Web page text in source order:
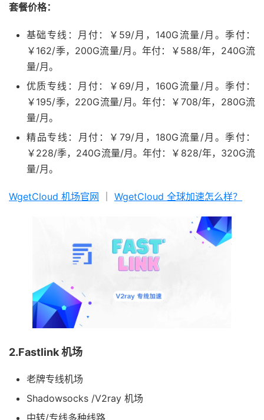
套餐价格：
基础专线：月付：￥59/月，140G流量/月。季付：
￥162/季，200G流量/月。年付：￥588/年，240G流
量/月。
优质专线：月付：￥69/月，160G流量/月。季付：
￥195/季，220G流量/月。年付：￥708/年，280G流
量/月。
精品专线：月付：￥79/月，180G流量/月。季付：
￥228/季，240G流量/月。年付：￥828/年，320G流
量/月。
WgetCloud 机场官网 WgetCloud 全球加速怎么样？
2.Fastlink 机场
老牌专线机场
Shadowsocks /V2ray 机场
中转/专线多种线路